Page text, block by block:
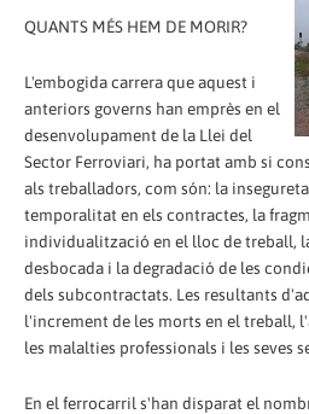
QUANTS MÉS HEM DE MORIR?
L'embogida carrera que aquest i
anteriors governs han emprès en el
desenvolupament de la Llei del
Sector Ferroviari, ha portat amb si
als treballadors, com són: la
temporalitat en els contractes, la
individualització en el lloc de treball,
desbocada i la degradació de les
dels subcontractats. Les resultants
l'increment de les morts en el treball,
les malalties professionals i les seves
En el ferrocarril s'han disparat el